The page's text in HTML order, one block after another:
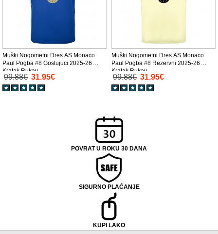
Muški Nogometni Dres AS Monaco
Paul Pogba #8 Gostujuci 2025-26
Kratak Rukav
99.88€ 31.95€
Muški Nogometni Dres AS Monaco
Paul Pogba #8 Rezervni 2025-26
Kratak Rukav
99.88€ 31.95€
POVRAT U ROKU 30 DANA
SIGURNO PLAĆANJE
KUPI LAKO